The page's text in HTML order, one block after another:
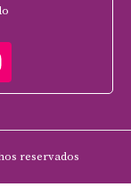
reservados